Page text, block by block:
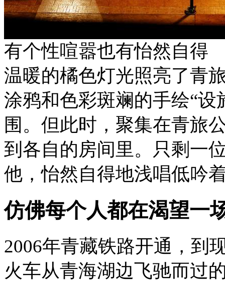
有个性喧嚣也有怡然自得
温暖的橘色灯光照亮了青
涂鸦和色彩斑斓的手绘“
围。但此时，聚集在青旅
到各自的房间里。只剩一
他，怡然自得地浅唱低吟
仿佛每个人都在渴望一
2006年青藏铁路开通，到
火车从青海湖边飞驰而过